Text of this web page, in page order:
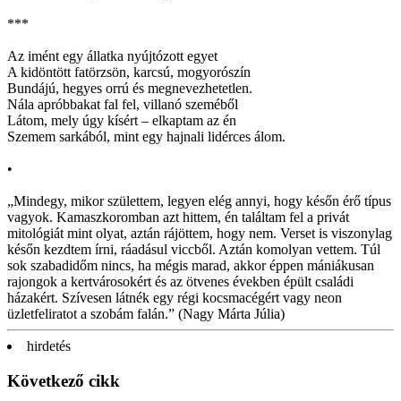
***
Az imént egy állatka nyújtózott egyet
A kidöntött fatörzsön, karcsú, mogyorószín
Bundájú, hegyes orrú és megnevezhetetlen.
Nála apróbbakat fal fel, villanó szeméből
Látom, mely úgy kísért – elkaptam az én
Szemem sarkából, mint egy hajnali lidérces álom.
•
„Mindegy, mikor születtem, legyen elég annyi, hogy későn érő típus
vagyok. Kamaszkoromban azt hittem, én találtam fel a privát
mitológiát mint olyat, aztán rájöttem, hogy nem. Verset is viszonylag
későn kezdtem írni, ráadásul viccből. Aztán komolyan vettem. Túl
sok szabadidőm nincs, ha mégis marad, akkor éppen mániákusan
rajongok a kertvárosokért és az ötvenes években épült családi
házakért. Szívesen látnék egy régi kocsmacégért vagy neon
üzletfeliratot a szobám falán.” (Nagy Márta Júlia)
hirdetés
Következő cikk